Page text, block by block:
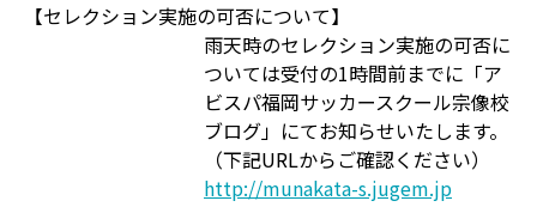
【セレクション実施の可否について】
雨天時のセレクション実施の可否に
ついては受付の1時間前までに「ア
ビスパ福岡サッカースクール宗像校
ブログ」にてお知らせいたします。
（下記URLからご確認ください）
http://munakata-s.jugem.jp